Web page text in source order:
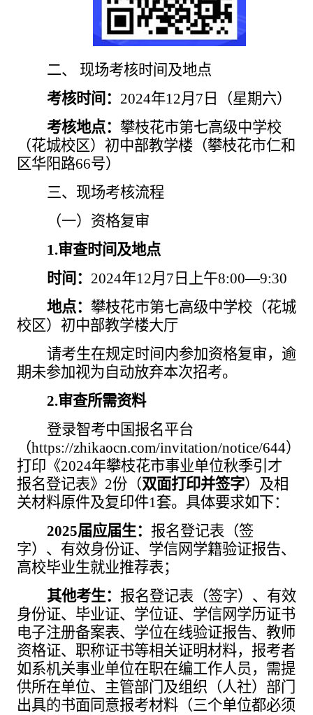
二、 现场考核时间及地点
考核时间： 2024年12月7日（星期六）
考核地点： 攀枝花市第七高级中学校
（花城校区）初中部教学楼（攀枝花市仁和
区华阳路66号）
三、现场考核流程
（一）资格复审
1.审查时间及地点
时间： 2024年12月7日上午8:00—9:30
地点： 攀枝花市第七高级中学校（花城
校区）初中部教学楼大厅
请考生在规定时间内参加资格复审，逾
期未参加视为自动放弃本次招考。
2.审查所需资料
登录智考中国报名平台
（https://zhikaocn.com/invitation/notice/644）
打印《2024年攀枝花市事业单位秋季引才
报名登记表》2份（双面打印并签字）及相
关材料原件及复印件1套。具体要求如下：
2025届应届生： 报名登记表（签
字）、有效身份证、学信网学籍验证报告、
高校毕业生就业推荐表；
其他考生： 报名登记表（签字）、有效
身份证、毕业证、学位证、学信网学历证书
电子注册备案表、学位在线验证报告、教师
资格证、职称证书等相关证明材料，报考者
如系机关事业单位在职在编工作人员，需提
供所在单位、主管部门及组织（人社）部门
出具的书面同意报考材料（三个单位都必须